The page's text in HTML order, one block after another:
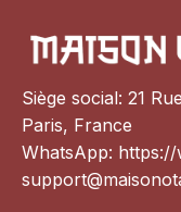
Siège social: 21
Paris, France
WhatsApp: